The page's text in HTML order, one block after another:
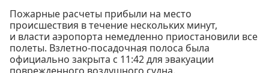
Пожарные расчеты прибыли на место
происшествия в течение нескольких минут,
и власти аэропорта немедленно приостановили все
полеты. Взлетно-посадочная полоса была
официально закрыта с 11:42 для эвакуации